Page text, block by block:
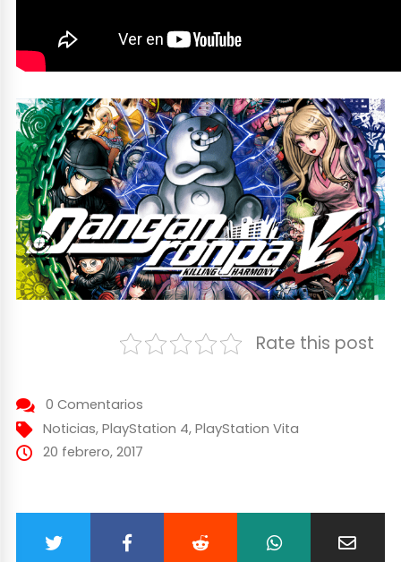
Rate this post
0 Comentarios
Noticias, PlayStation 4, PlayStation Vita
20 febrero, 2017